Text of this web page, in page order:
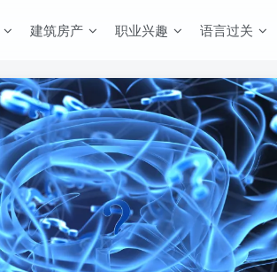
建筑房产 职业兴趣 语言过关